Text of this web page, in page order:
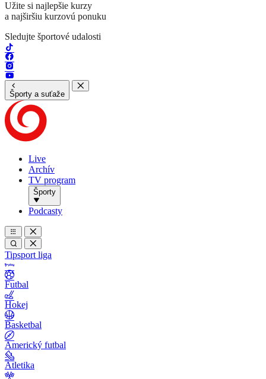
Užite si najlepšie kurzy
a najširšiu kurzovú ponuku
Sledujte športové udalosti
Športy a suťaže
Live
Archív
TV program
Športy
Podcasty
Tipsport liga
Futbal
Hokej
Basketbal
Americký futbal
Atletika